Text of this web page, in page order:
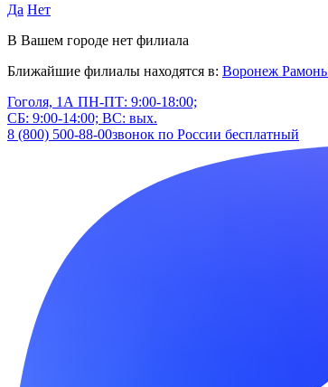
Да Нет
В Вашем городе нет филиала
Ближайшие филиалы находятся в: Воронеж Рамонь
Гоголя, 1А ПН-ПТ: 9:00-18:00;
СБ: 9:00-14:00; ВС: вых.
8 (800) 500-88-00звонок по России бесплатный